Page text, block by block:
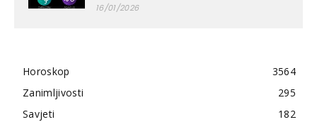
16/01/2026
Horoskop
3564
Zanimljivosti
295
Savjeti
182